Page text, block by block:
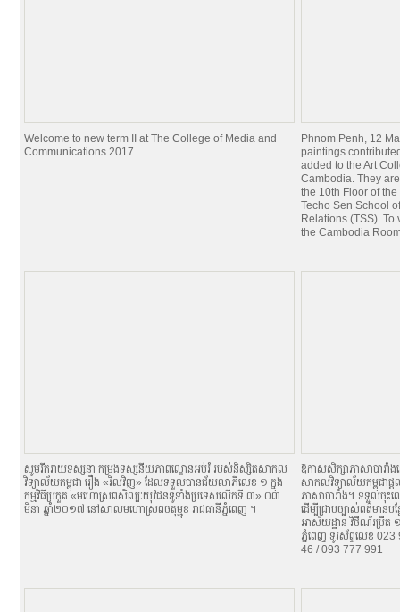
Welcome to new term II at The College of Media and
Communications 2017
Phnom Penh, 12
paintings
added to the Art
Cambodia. They
the 10th Floor of
Techo Sen School
Relations (TSS).
the Cambodia
សូមរីករាយទស្សនា កម្រងទស្សនីយភាពល្ខោនអប់រំ របស់និស្សិតសាកល
វិទ្យាល័យកម្ពុជា រឿង «វិលវិញ» ដែលទទួលបានជ័យលាភីលេខ ១ ក្នុង
កម្មវិធីប្រកួត «មហោស្រពសិល្បៈយុវជនទូទាំងប្រទេសលើកទី ៣» ០៣
មិនា ឆ្នាំ២០១៧ នៅសាលមហោស្រពចតុម្មុខ រាជធានីភ្នំពេញ ។
ឱកាសសិក្សាភាសាបារ
សាកលវិទ្យាល័យកម្ពុជាផ្
ភាសាបារាំង។ ទទួលចុះ
ដើម្បីជ្រាបច្បាស់ពត៌មាន
អាស័យដ្ឋាន វិថីណ័រប្រីត
ភ្នំពេញ ទូរស័ព្ទលេខ
46 / 093 777 991